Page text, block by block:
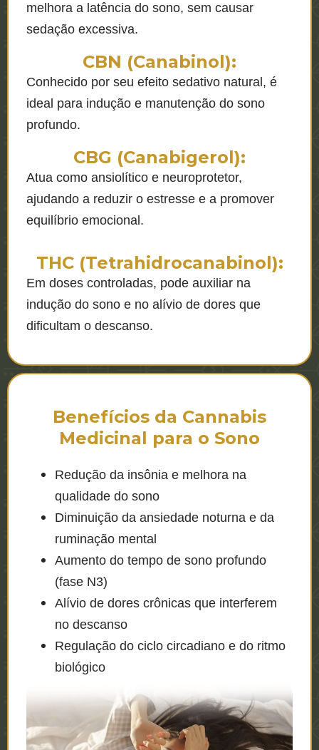
melhora a latência do sono, sem causar
sedação excessiva.
CBN (Canabinol):
Conhecido por seu efeito sedativo natural, é
ideal para indução e manutenção do sono
profundo.
CBG (Canabigerol):
Atua como ansiolítico e neuroprotetor,
ajudando a reduzir o estresse e a promover
equilíbrio emocional.
THC (Tetrahidrocanabinol):
Em doses controladas, pode auxiliar na
indução do sono e no alívio de dores que
dificultam o descanso.
Benefícios da Cannabis
Medicinal para o Sono
Redução da insônia e melhora na
qualidade do sono
Diminuição da ansiedade noturna e da
ruminação mental
Aumento do tempo de sono profundo
(fase N3)
Alívio de dores crônicas que interferem
no descanso
Regulação do ciclo circadiano e do ritmo
biológico